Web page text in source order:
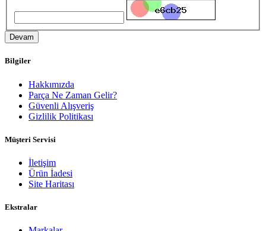
Devam
Bilgiler
Hakkımızda
Parça Ne Zaman Gelir?
Güvenli Alışveriş
Gizlilik Politikası
Müşteri Servisi
İletişim
Ürün İadesi
Site Haritası
Ekstralar